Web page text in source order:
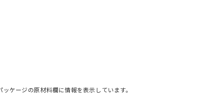
ケージの原材料欄に情報を表示しています。